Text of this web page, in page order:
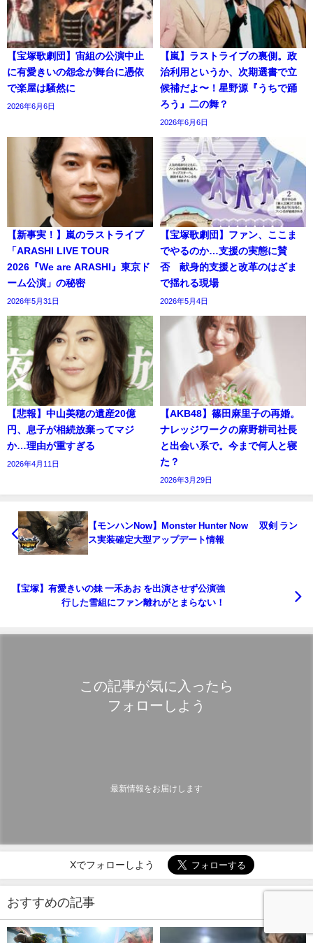
【宝塚歌劇団】宙組の公演中止
に有愛きいの怨念が舞台に憑依
で楽屋は騒然に
2026年6月6日
【嵐】ラストライブの裏側。政
治利用というか、次期選書で立
候補だよ〜！星野源『うちで踊
ろう』二の舞？
2026年6月6日
【新事実！】嵐のラストライブ
「ARASHI LIVE TOUR
2026『We are ARASHI』東京ド
ーム公演」の秘密
2026年5月31日
【宝塚歌劇団】ファン、ここま
でやるのか…支援の実態に賛
否 献身的支援と改革のはざま
で揺れる現場
2026年5月4日
【悲報】中山美穂の遺産20億
円、息子が相続放棄ってマジ
か…理由が重すぎる
2026年4月11日
【AKB48】篠田麻里子の再婚。
ナレッジワークの麻野耕司社長
と出会い系で。今まで何人と寝
た？
2026年3月29日
【モンハンNow】Monster Hunter Now 双剣 ラン
ス実装確定大型アップデート情報
【宝塚】有愛きいの妹 一禾あお を出演させず公演強
行した雪組にファン離れがとまらない！
この記事が気に入ったら
フォローしよう
最新情報をお届けします
Xでフォローしよう
おすすめの記事